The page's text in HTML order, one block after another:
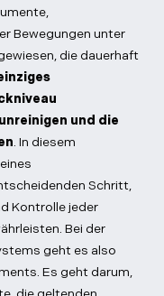
Bewegungen unter
die dauerhaft
und die
. In diesem
Schritt,
Kontrolle jeder
Bei der
geht es also
Es geht darum,